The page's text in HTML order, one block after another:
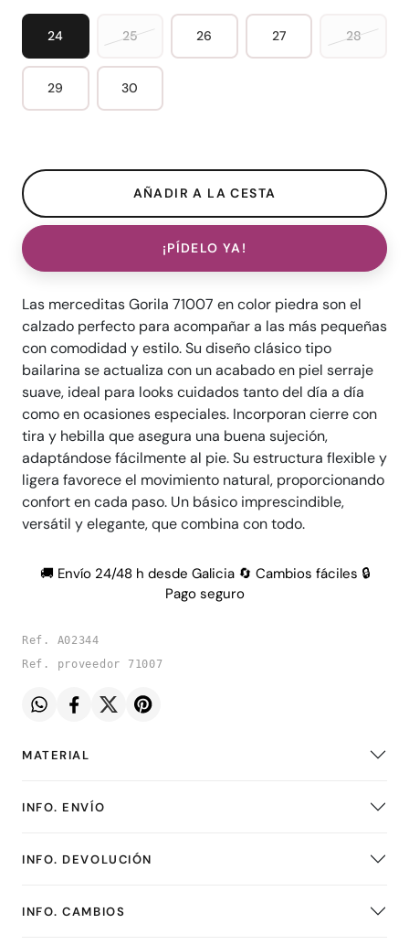
24 25 26 27 28
29 30
¡PÍDELO YA!
Las merceditas Gorila 71007 en color piedra son el
calzado perfecto para acompañar a las más pequeñas
con comodidad y estilo. Su diseño clásico tipo
bailarina se actualiza con un acabado en piel serraje
suave, ideal para looks cuidados tanto del día a día
como en ocasiones especiales. Incorporan cierre con
tira y hebilla que asegura una buena sujeción,
adaptándose fácilmente al pie. Su estructura flexible y
ligera favorece el movimiento natural, proporcionando
confort en cada paso. Un básico imprescindible,
versátil y elegante, que combina con todo.
🚚 Envío 24/48 h desde Galicia 🔄 Cambios fáciles 🔒
Pago seguro
Ref. A02344
Ref. proveedor 71007
MATERIAL
INFO. ENVÍO
INFO. DEVOLUCIÓN
INFO. CAMBIOS